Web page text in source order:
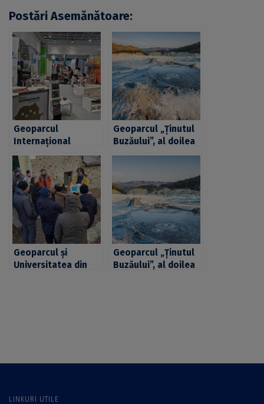
Postări Asemănătoare:
Geoparcul
Internațional
UNESCO Țara
Hațegului al
Universității din
București participă
la Târgul de Turism
de la București
Geoparcul „Ținutul
Buzăului”, al doilea
sit UNESCO
inițiativa
Universității din
București
Geoparcul și
Universitatea din
GeoTour
Geoparcul „Ținutul
Buzăului”, al doilea
LINKURI UTILE